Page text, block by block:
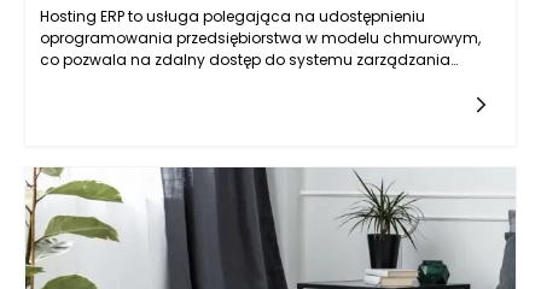
Hosting ERP to usługa polegająca na udostępnieniu
oprogramowania przedsiębiorstwa w modelu chmurowym,
co pozwala na zdalny dostęp do systemu zarządzania
mogą skorzystać z zaawansowanych funkcji ERP bez potrzeby
przedsiębiorstw, które pragną poprawić swoją procesy
zarządzania, zwiększyć elastyczność operacyjną oraz
obniżyć koszty funkcjonowania. Przykładowe wdrożenie
hostingu ERP przez firmę serv4b w jednym z rzeszowskich
przedsiębiorstw pokazuje, jak takie rozwiązanie może
zrewolucjonizować sposób działania firmy.